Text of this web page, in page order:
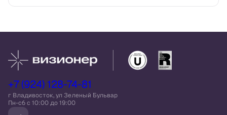
+7 (924) 128-74-81
г Владивосток, ул Зеленый Бульвар
Пн-сб c 10:00 до 19:00